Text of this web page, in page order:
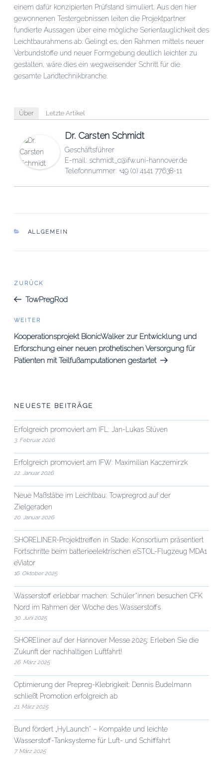
einem dafür konzipierten Prüfstand simuliert. Aus den hier
gewonnenen Testergebnissen leiten die Projektpartner
fundierte Aussagen über eine mögliche Serientauglichkeit des
Leichtbaurahmens ab. Gelingt es, den Rahmen mittels neuer
Verbundstoffe und neuer Formgebung deutlich leichter zu
gestalten, wäre dies ein wegweisender Schritt für die
gesamte Landtechnikbranche.
Über Letzte Artikel
Dr. Carsten Schmidt
Geschäftsführer
E-mail: schmidt_c@ifw.uni-hannover.de
Telefonnummer: +49 (0) 4141 77638-11
KATEGORIEN
ALLGEMEIN
Beitrags-
Navigation
Vorheriger
Beitrag
ZURÜCK
TowPregRod
Nächster
Beitrag
WEITER
Kooperationsprojekt BionicWalker zur Entwicklung und
Erforschung einer neuen prothetischen Versorgung für
Patienten mit Teilfußamputationen gestartet
NEUESTE BEITRÄGE
Erfolgreich promoviert am IFL: Jan-Lukas Stüven
3. Februar 2026
Erfolgreich promoviert am IFW: Maximilian Kaczemirzk
22. Januar 2026
Neue Maßstäbe im Leichtbau: Towpregrod auf der
Zielgeraden
20. Januar 2026
SHORELINER-Projekttreffen in Stade: Konsortium präsentiert
Fortschritte beim batterieelektrischen eSTOL-Flugzeug MDA1
eViator
16. Oktober 2025
Wasserstoff erlebbar machen: Schüler*innen besuchen CFK
Nord im Rahmen der Woche des Wasserstoffs
30. Juni 2025
SHOREliner auf der Hannover Messe 2025: Erleben Sie die
Zukunft der nachhaltigen Luftfahrt!
26. März 2025
Optimierung der Prepreg-Klebrigkeit: Dennis Budelmann
schließt Promotion erfolgreich ab
21. März 2025
Bund fördert „HyLaunch“ – Kompakte und leichte
Wasserstoff-Tanksysteme für Luft- und Schifffahrt
7. März 2025